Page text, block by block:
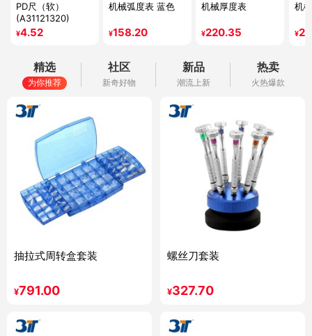
PD尺（软）
(A31121320)
¥4.52
机械弧度表 蓝色
¥158.20
机械厚度表
¥220.35
机
¥
精选
为你推荐
社区
新奇好物
新品
潮流上新
热卖
火热爆款
抽拉式周转盒套装
¥791.00
螺丝刀套装
¥327.70